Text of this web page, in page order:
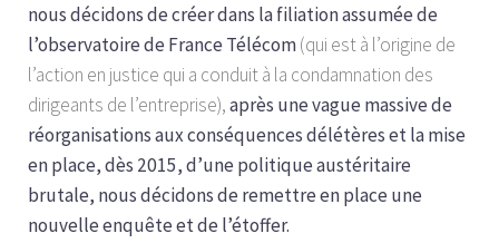
nous décidons de créer dans la filiation assumée de
l’observatoire de France Télécom(qui est à l’origine de
l’action en justice qui a conduit à la condamnation des
dirigeants de l’entreprise),après une vague massive de
réorganisations aux conséquences délétères et la mise
en place, dès 2015, d’une politique austéritaire
brutale, nous décidons de remettre en place une
nouvelle enquête et de l’étoffer.